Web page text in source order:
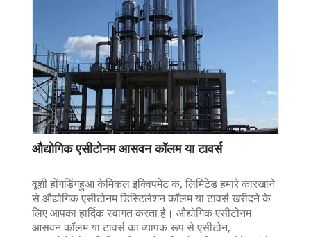
औद्योगिक एसीटोनम आसवन कॉलम या टावर्स
वूशी होंगडिंगहुआ केमिकल इक्विपमेंट कं, लिमिटेड हमारे कारखाने
से औद्योगिक एसीटोनम डिस्टिलेशन कॉलम या टावर्स खरीदने के
लिए आपका हार्दिक स्वागत करता है। औद्योगिक एसीटोनम
आसवन कॉलम या टावर्स का व्यापक रूप से एसीटोन,